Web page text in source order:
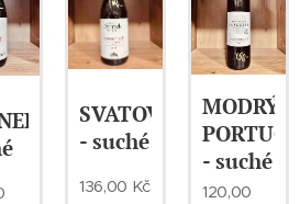
SVATOVAVŘINECKÉ
- suché
136,00 Kč
MODRÝ
- suché
120,00